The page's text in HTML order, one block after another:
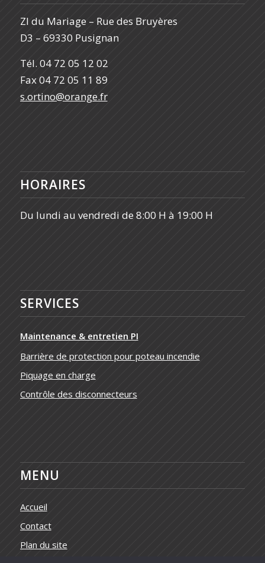
ZI du Mariage – Rue des Bruyères
D3 – 69330 Pusignan
Tél. 04 72 05 12 02
Fax 04 72 05 11 89
s.ortino@orange.fr
HORAIRES
Du lundi au vendredi de 8:00 H à 19:00 H
SERVICES
Maintenance & entretien PI
Barrière de protection pour poteau incendie
Piquage en charge
Contrôle des disconnecteurs
MENU
Accueil
Contact
Plan du site